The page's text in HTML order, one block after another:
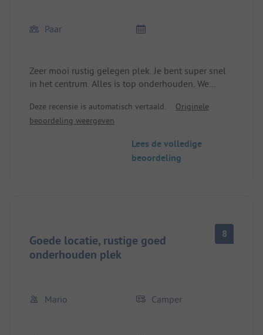
Paar
Zeer mooi rustig gelegen plek. Je bent super snel
in het centrum. Alles is top onderhouden. We
het achterste gedeelte zijn slechts 3 wastafels. En
het is hier nu misschien halfvol. Ook zijn er te
Deze recensie is automatisch vertaald.
Originele
beoordeling weergeven
Lees de volledige
beoordeling
Goede locatie, rustige goed
onderhouden plek
8
Mario Camper